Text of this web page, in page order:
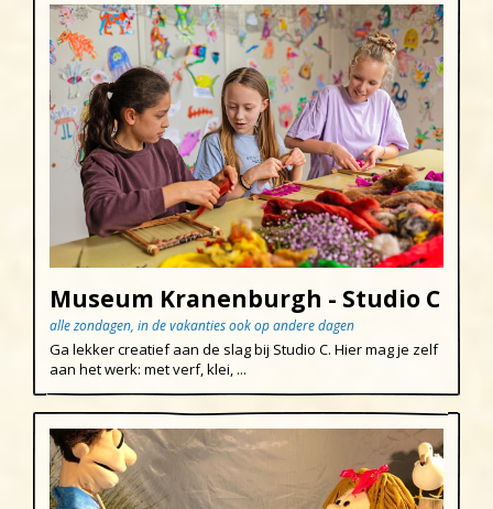
Museum Kranenburgh - Studio C
alle zondagen, in de vakanties ook op andere dagen
Ga lekker creatief aan de slag bij Studio C. Hier mag je zelf
aan het werk: met verf, klei, ...